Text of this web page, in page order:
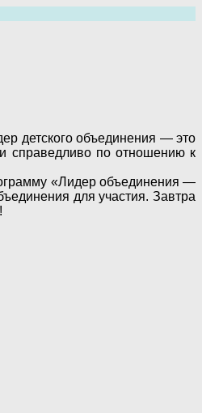
детского объединения — это
и справедливо по отношению к
«Лидер объединения —
для участия. Завтра